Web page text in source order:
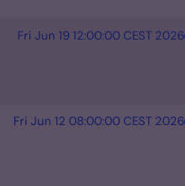
Fri Jun 19 12:00:00 CEST 2026
Fri Jun 12 08:00:00 CEST 2026